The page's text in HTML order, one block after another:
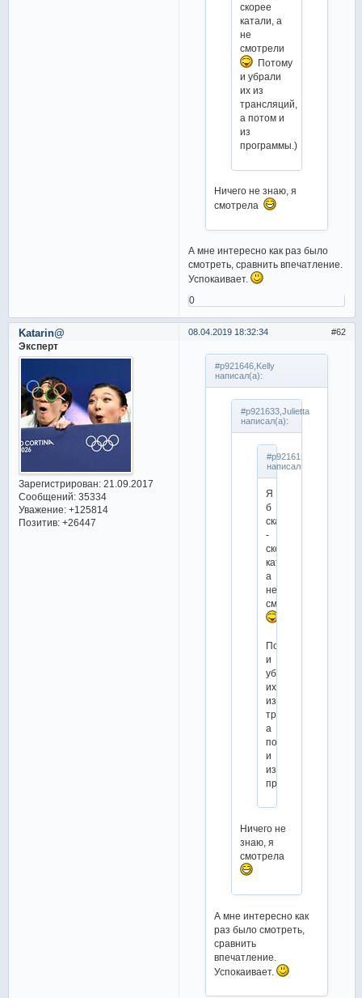
скорее
катали, а
не
смотрели
Потому
и убрали
их из
трансляций,
а потом и
из
программы.)
Ничего не знаю, я
смотрела
А мне интересно как раз было
смотреть, сравнить впечатление.
Успокаивает.
0
62
08.04.2019 18:32:34
Katarin@
Эксперт
Зарегистрирован: 21.09.2017
Сообщений:35334
Уважение: +125814
Позитив: +26447
#p921646,Kelly
написал(а):
#p921633,Julietta
написал(а):
#p921615,Changi
написал(а):
Я
б
сказала
-
скорее
катали,
а
не
смотрели
Потому
и
убрали
их
из
трансляций,
а
потом
и
из
программы.)
Ничего не
знаю, я
смотрела
А мне интересно как
раз было смотреть,
сравнить
впечатление.
Успокаивает.